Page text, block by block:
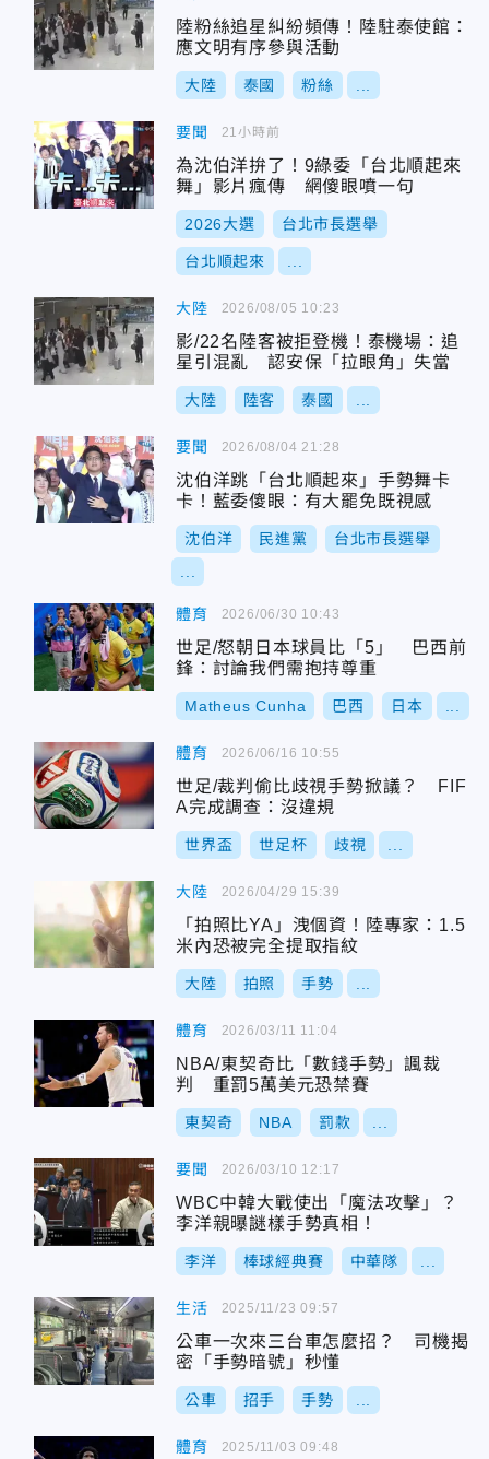
陸粉絲追星糾紛頻傳！陸駐泰使館：
應文明有序參與活動
大陸 泰國 粉絲
要聞
為沈伯洋拚了！9綠委「台北順起來
舞」影片瘋傳 網傻眼噴一句
2026大選 台北市長選舉
台北順起來
21小時前
大陸
影/22名陸客被拒登機！泰機場：追
星引混亂 認安保「拉眼角」失當
大陸 陸客 泰國
2026/08/05 10:23
要聞
沈伯洋跳「台北順起來」手勢舞卡
卡！藍委傻眼：有大罷免既視感
沈伯洋 民進黨 台北市長選舉
2026/08/04 21:28
體育
世足/怒朝日本球員比「5」 巴西前
鋒：討論我們需抱持尊重
Matheus Cunha 巴西 日本
2026/06/30 10:43
體育
世足/裁判偷比歧視手勢掀議？ FIF
A完成調查：沒違規
世界盃 世足杯 歧視
2026/06/16 10:55
大陸
「拍照比YA」洩個資！陸專家：1.5
米內恐被完全提取指紋
大陸 拍照 手勢
2026/04/29 15:39
體育
NBA/東契奇比「數錢手勢」諷裁
判 重罰5萬美元恐禁賽
東契奇 NBA 罰款
2026/03/11 11:04
要聞
WBC中韓大戰使出「魔法攻擊」？
李洋親曝謎樣手勢真相！
李洋 棒球經典賽 中華隊
2026/03/10 12:17
生活
公車一次來三台車怎麼招？ 司機揭
密「手勢暗號」秒懂
公車 招手 手勢
2025/11/23 09:57
體育 2025/11/03 09:48